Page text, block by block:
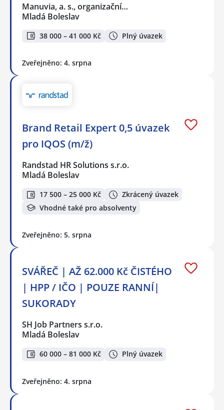
Manuvia, a. s., organizační…
Mladá Boleslav
38 000 – 41 000 Kč Plný úvazek
Zveřejněno: 4. srpna
Brand Retail Expert 0,5 úvazek
pro IQOS (m/ž)
Randstad HR Solutions s.r.o.
Mladá Boleslav
17 500 – 25 000 Kč
Zkrácený úvazek
Vhodné také pro absolventy
Zveřejněno: 5. srpna
SVÁŘEČ | AŽ 62.000 Kč ČISTÉHO
| HPP / IČO | POUZE RANNÍ|
SUKORADY
SH Job Partners s.r.o.
Mladá Boleslav
60 000 – 81 000 Kč Plný úvazek
Zveřejněno: 4. srpna